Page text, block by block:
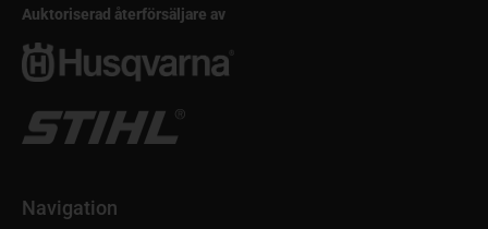
Auktoriserad återförsäljare av
Navigation